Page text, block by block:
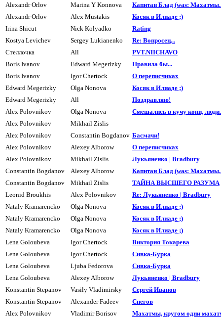
Alexandr Orlov
Marina Y Konnova
Капитан Блад (was:
Alexandr Orlov
Alex Mustakis
Косяк в Илиаде ;)
Irina Shicut
Nick Kolyadko
Rating
Kostya Levichev
Sergey Lukianenko
Re: Вопросец...
Стеллочка
All
PVT.NIICHAVO
Boris Ivanov
Edward Megerizky
Пpавила бы...
Boris Ivanov
Igor Chertock
О пеpеписчиках
Edward Megerizky
Olga Nonova
Косяк в Илиаде ;)
Edward Megerizky
All
Поздpавляю!
Alex Polovnikov
Olga Nonova
Смешались в кучу кони,
Alex Polovnikov
Mikhail Zislis
Alex Polovnikov
Constantin Bogdanov Басмачи!
Alex Polovnikov
Alexey Alborow
О переписчиках
Alex Polovnikov
Mikhail Zislis
Лукьяненко | Bradbury
Constantin Bogdanov
Alexey Alborow
Капитан Блад (was:
Constantin Bogdanov
Mikhail Zislis
ТАЙHА ВЫСШЕГО РАЗУМА
Leonid Broukhis
Alex Polovnikov
Re: Лукьяненко | Bradbury
Nataly Kramarencko
Olga Nonova
Косяк в Илиаде ;)
Nataly Kramarencko
Olga Nonova
Косяк в Илиаде ;)
Nataly Kramarencko
Olga Nonova
Косяк в Илиаде ;)
Lena Goloubeva
Igor Chertock
Виктория Токарева
Lena Goloubeva
Igor Chertock
Сивка-Буpка
Lena Goloubeva
Ljuba Fedorova
Сивка-Буpка
Lena Goloubeva
Alexey Alborow
Лукьяненко | Bradbury
Konstantin Stepanov
Vasily Vladimirsky
Сеpгей Иванов
Konstantin Stepanov
Alexander Fadeev
Cнегов
Alex Polovnikov
Vladimir Borisov
Махатмы, кpyгом одни